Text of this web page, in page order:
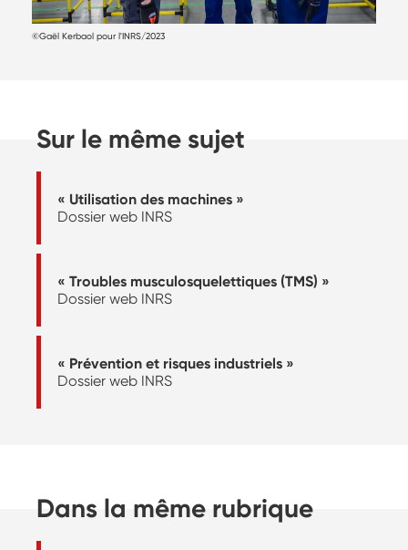
©Gaël Kerbaol pour l'INRS/2023
Sur le même sujet
« Utilisation des machines »
Dossier web INRS
« Troubles musculosquelettiques (TMS) »
Dossier web INRS
« Prévention et risques industriels »
Dossier web INRS
Dans la même rubrique